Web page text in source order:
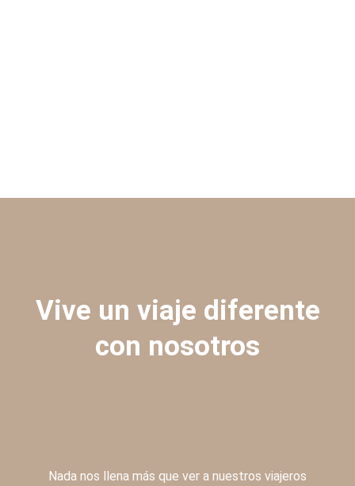
Vive un viaje diferente
con nosotros
Nada nos llena más que ver a nuestros viajeros